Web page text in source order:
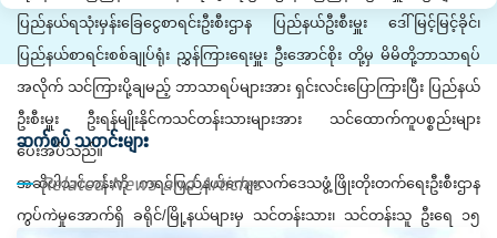
ပြည်နယ်ရသုံးမှန်းခြေငွေစာရင်းဦးစီးဌာန ပြည်နယ်ဦးစီးမှူး ဒေါ်မြင့်မြင့်ခိုင်၊
ပြည်နယ်စာရင်းစစ်ချုပ်ရုံး ညွှန်ကြားရေးမှူး ဦးအောင်စိုး တို့မှ မိမိတို့ဘာသာရပ်
အလိုက် သင်ကြားပို့ချမည့် ဘာသာရပ်များအား​ ရှင်းလင်းပြောကြားပြီး ပြည်နယ်
ဦးစီးမှူး ဦးရန်မျိုးနိုင်ကသင်တန်းသားများအား သင်ထောက်ကူပစ္စည်းများ
ပေးအပ်သည်။
အဆိုပါသင်တန်းကို ကရင်ပြည်နယ်ကျေးလက်ဒေသဖွံ့ဖြိုးတိုးတက်ရေးဦးစီးဌာန
ကွပ်ကဲမှုအောက်ရှိ ခရိုင်/မြို့နယ်များမှ သင်တန်းသား၊ သင်တန်းသူ ဦးရေ ၁၅
ဆက်စပ် သတင်းများ
Related News and Articles